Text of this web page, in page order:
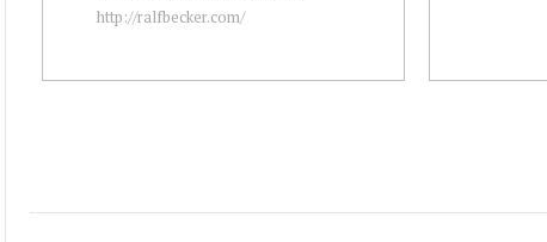
http://ralfbecker.com/